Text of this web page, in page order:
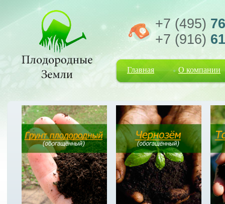
+7 (495)
+7 (916)
Главная О компании